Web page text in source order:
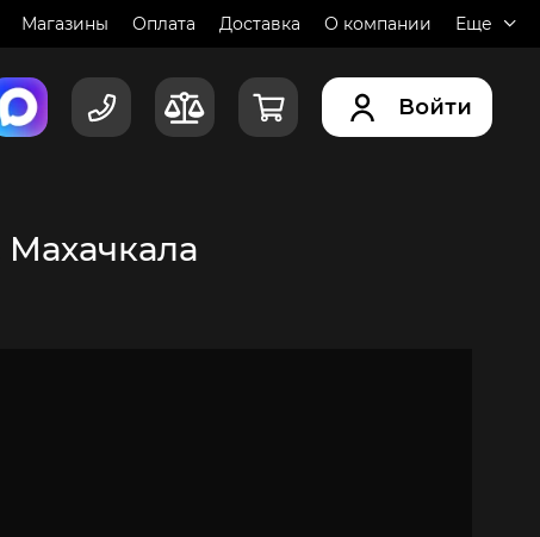
Магазины Оплата Доставка О компании Еще
Войти
Махачкала